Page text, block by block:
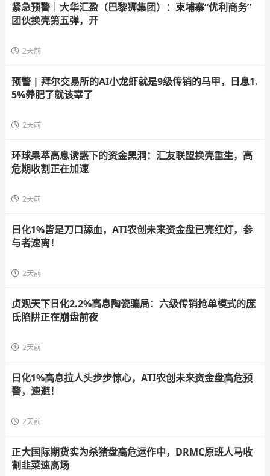
紧急预警｜大华汇盈（巴黎狮集团）：柬埔寨“优利商务”
团伙换壳第五弹，开
2天前
预警 | 拜尔交易所的AI小龙虾就是9级传销的马甲，日息1.
5%养肥了就该宰了
2天前
环球果萃高息诱惑下的资金黑洞：汇友联盟换壳重生，高
危期收割正在加速
2天前
日化1%皆是刀口舔血，ATI农创未来资金盘已亮红灯，参
与者速离！
2天前
贞观天下日化2.2%高息陶瓷骗局：六级传销抢单模式的庞
氏陷阱正在崩盘前夜
2天前
日化1%高息拉人头步步惊心，ATI农创未来资金盘高危预
警，速避！
2天前
正大国际期货实为杀猪盘高危运作中，DRMC原班人马收
割韭菜速离场